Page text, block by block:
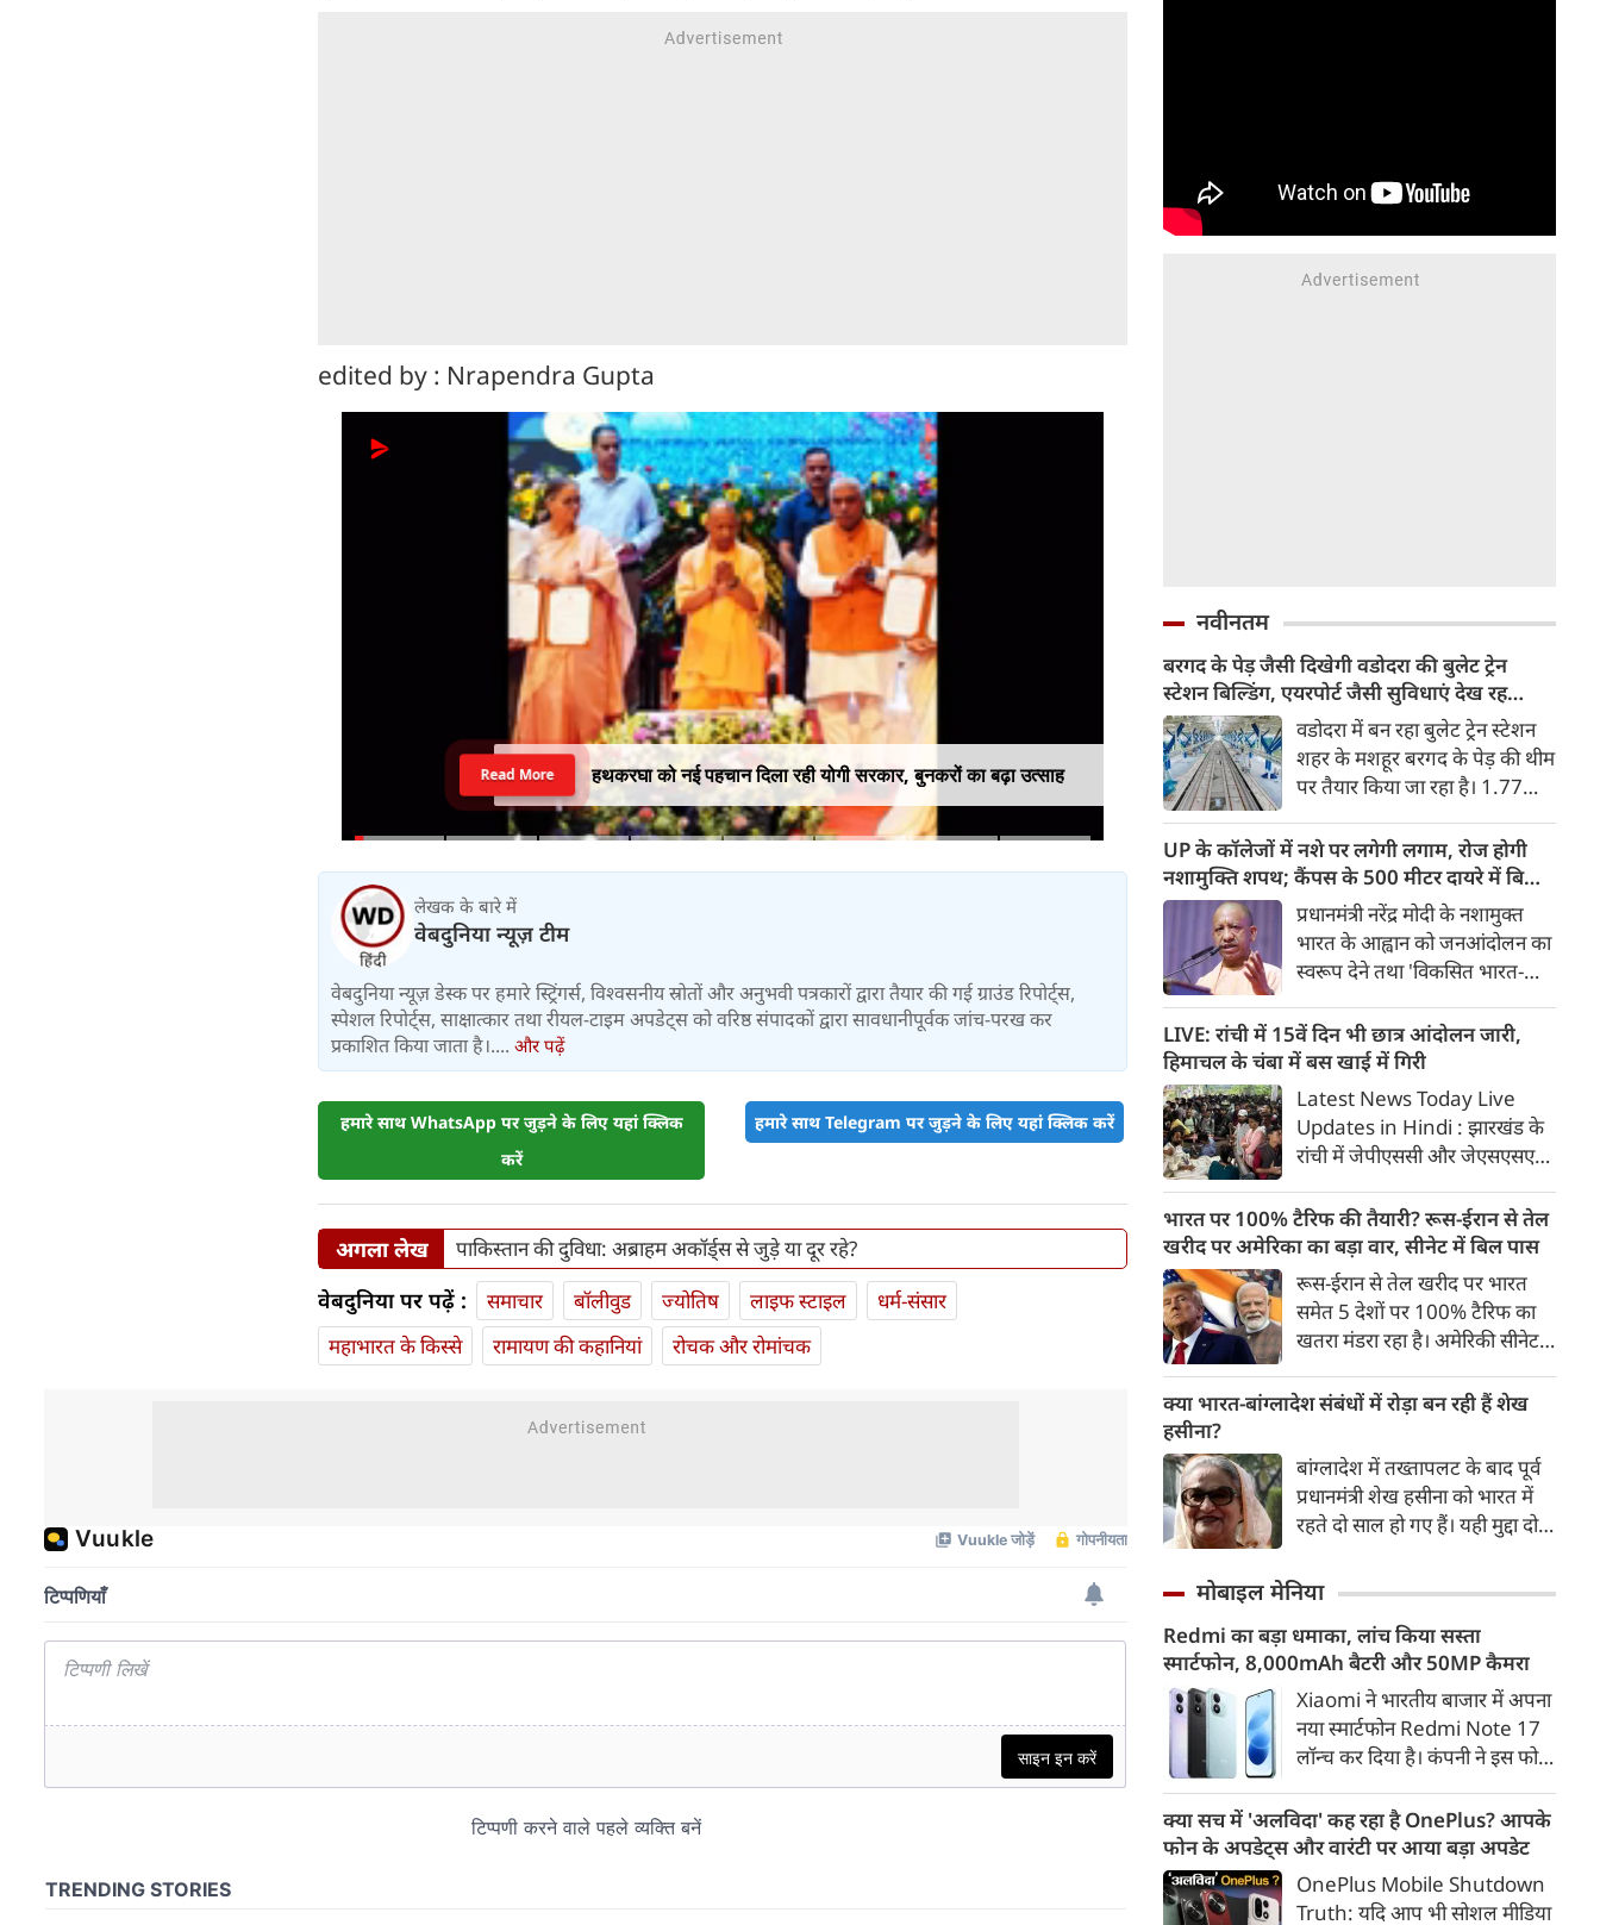
edited by : Nrapendra Gupta
हथकरघा को नई पहचान दिला रही योगी सरकार, बुनकरों का बढ़ा उत्साह
Read More
लेखक के बारे में
वेबदुनिया न्यूज़ टीम
वेबदुनिया न्यूज़ डेस्क पर हमारे स्ट्रिंगर्स, विश्वसनीय स्रोतों और अनुभवी पत्रकारों द्वारा तैयार की गई ग्राउंड रिपोर्ट्स,
स्पेशल रिपोर्ट्स, साक्षात्कार तथा रीयल-टाइम अपडेट्स को वरिष्ठ संपादकों द्वारा सावधानीपूर्वक जांच-परख कर
प्रकाशित किया जाता है।.... और पढ़ें
हमारे साथ WhatsApp पर जुड़ने के लिए यहां क्लिक
करें
हमारे साथ Telegram पर जुड़ने के लिए यहां क्लिक करें
अगला लेख पाकिस्तान की दुविधा: अब्राहम अकॉर्ड्स से जुड़े या दूर रहे?
वेबदुनिया पर पढ़ें : समाचार बॉलीवुड ज्योतिष लाइफ स्‍टाइल
धर्म-संसार
महाभारत के किस्से
रामायण की कहानियां रोचक और रोमांचक
नवीनतम
बरगद के पेड़ जैसी दिखेगी वडोदरा की बुलेट ट्रेन
स्टेशन बिल्डिंग, एयरपोर्ट जैसी सुविधाएं देख रह
जाएंगे दंग
वडोदरा में बन रहा बुलेट ट्रेन स्टेशन
शहर के मशहूर बरगद के पेड़ की थीम
पर तैयार किया जा रहा है। 1.77
एयरपोर्ट जैसी आधुनिक सुविधाएं
होंगी। मुंबई-अहमदाबाद यात्रा महज
2 घंटे 15 मिनट में पूरी होगी।
UP के कॉलेजों में नशे पर लगेगी लगाम, रोज होगी
नशामुक्ति शपथ; कैंपस के 500 मीटर दायरे में बिक्री
पर सख्ती
प्रधानमंत्री नरेंद्र मोदी के नशामुक्त
भारत के आह्वान को जनआंदोलन का
स्वरूप देने तथा 'विकसित भारत-
साकार करने के उद्देश्य से योगी
सरकार सभी उच्च शिक्षण संस्थानों में
व्यापक नशामुक्ति अभियान
चलाएगी। विधानसभा परिसर में उच्च
शिक्षा मंत्री योगेंद्र उपाध्याय की
अध्यक्षता में प्रदेश के सभी राजकीय
विश्वविद्यालयों के कुलसचिवों एवं
परीक्षा नियंत्रकों की महत्वपूर्ण बैठक
आयोजित की गई।
LIVE: रांची में 15वें दिन भी छात्र आंदोलन जारी,
हिमाचल के चंबा में बस खाई में गिरी
Latest News Today Live
Updates in Hindi : झारखंड के
रांची में जेपीएससी और जेएसएसएसी
आंदोलन का आज 15वां दिन है। कुछ
ही देर में फिर सर्किट हाउस में सरकार
और छात्रों के प्रतिनिधिमंडल के बीच
बात होगी। पल पल की जानकारी...
भारत पर 100% टैरिफ की तैयारी? रूस-ईरान से तेल
खरीद पर अमेरिका का बड़ा वार, सीनेट में बिल पास
रूस-ईरान से तेल खरीद पर भारत
समेत 5 देशों पर 100% टैरिफ का
खतरा मंडरा रहा है। अमेरिकी सीनेट ने
अगर कांग्रेस से भी इस बिल को
डोनाल्ड ट्रंप के हस्ताक्षर के बाद
अमेरिका रूस-ईरान से तेल खरीद पर
भारत पर 100% टैरिफ का रास्ता
साफ हो जाएगा।
क्या भारत-बांग्लादेश संबंधों में रोड़ा बन रही हैं शेख
हसीना?
बांग्लादेश में तख्तापलट के बाद पूर्व
प्रधानमंत्री शेख हसीना को भारत में
रहते दो साल हो गए हैं। यही मुद्दा दोनों
सबसे बड़ा रोड़ा बना हुआ है। शेख
हैं।
मोबाइल मेनिया
Redmi का बड़ा धमाका, लांच किया सस्ता
स्मार्टफोन, 8,000mAh बैटरी और 50MP कैमरा
Xiaomi ने भारतीय बाजार में अपना
नया स्मार्टफोन Redmi Note 17
लॉन्च कर दिया है। कंपनी ने इस फोन
डिस्प्ले, 8,000mAh की बड़ी बैटरी
और Qualcomm Snapdragon
चिपसेट के साथ पेश किया है। फोन में
50MP का मेन कैमरा दिया गया है।
क्या सच में 'अलविदा' कह रहा है OnePlus? आपके
फोन के अपडेट्स और वारंटी पर आया बड़ा अपडेट
OnePlus Mobile Shutdown
Truth: यदि आप भी सोशल मीडिया